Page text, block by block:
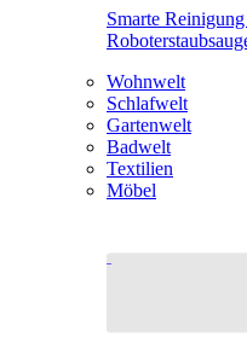
Smarte
Wohnwelt
Schlafwelt
Gartenwelt
Badwelt
Textilien
Möbel